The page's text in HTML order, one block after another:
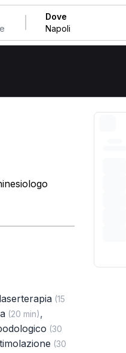
Dove
laserterapia(15
(20 min),
(30
(30